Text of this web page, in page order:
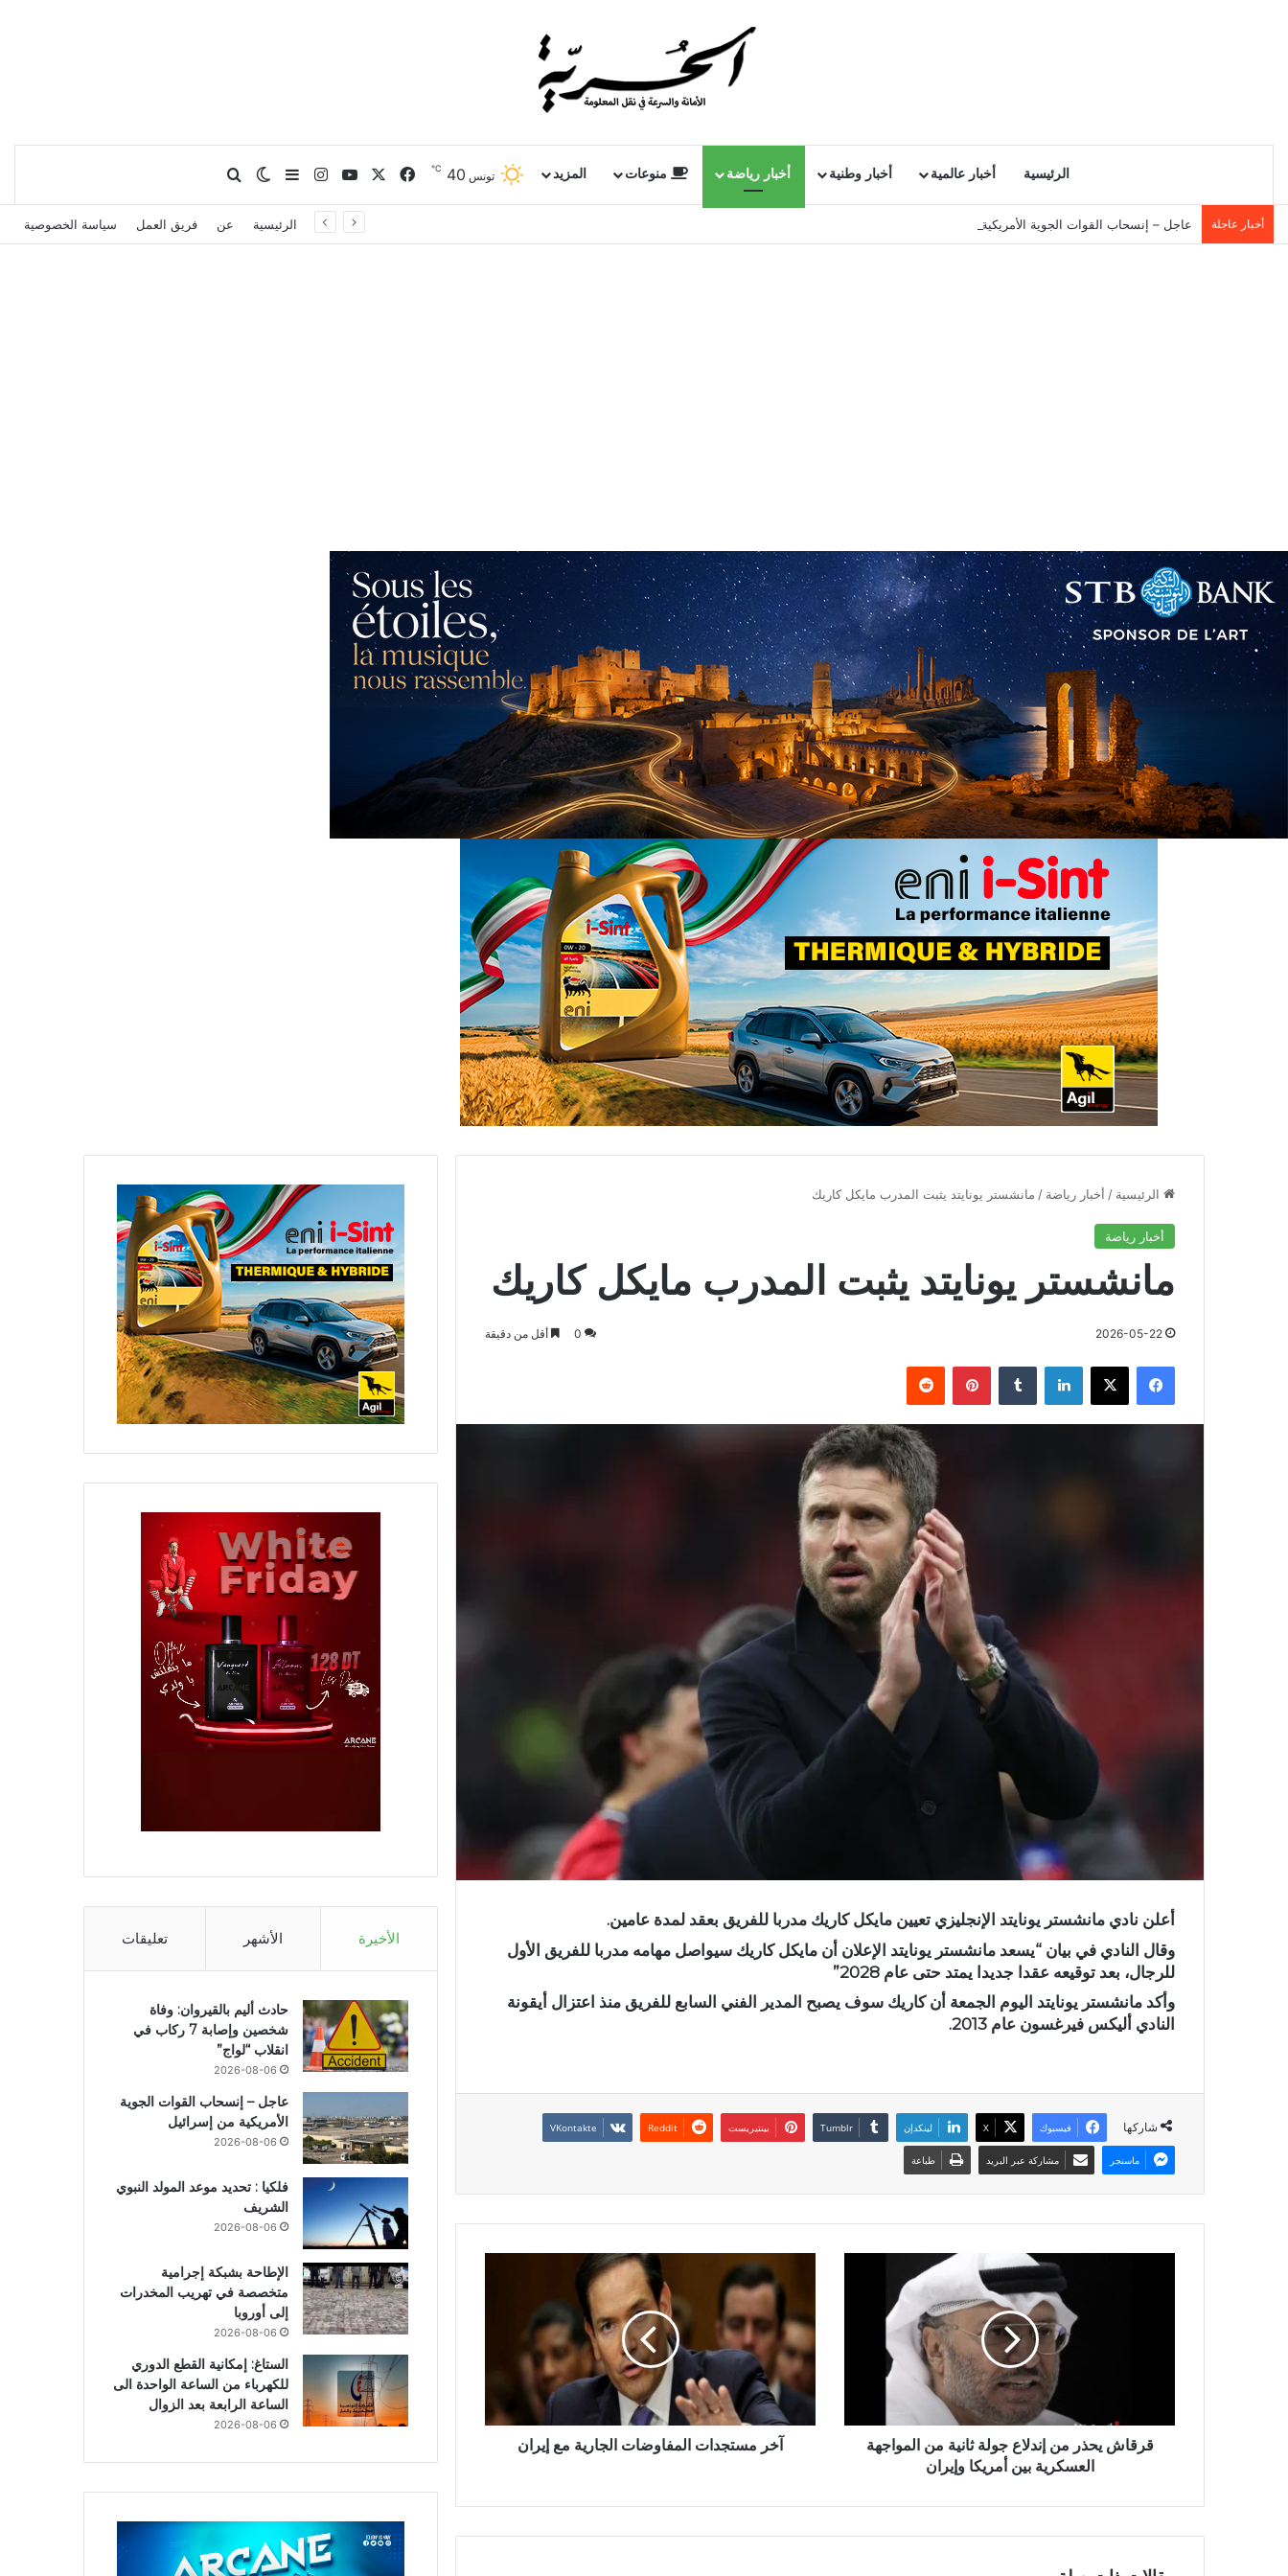
الرئيسية أخبار عالمية أخبار وطنية أخبار رياضة منوعات المزيد تونس 40
℃ فيسبوك يوتيوبانستقرامإضافة عمود جانبي
الوضع المظلم
بحث عن
أخبار عاجلة عاجل – إنسحاب القوات الجوية الأمريكية من إسرائيل الرئيسية عن فريق العمل سياسة الخصوصية
الرئيسية / أخبار رياضة / مانشستر يونايتد يثبت المدرب مايكل كاريك
أخبار رياضة
مانشستر يونايتد يثبت المدرب مايكل كاريك
2026-05-22
0 أقل من دقيقة
فيسبوك X لينكدإن بينتيريست
أعلن نادي مانشستر يونايتد الإنجليزي تعيين مايكل كاريك مدربا للفريق بعقد لمدة عامين.
وقال النادي في بيان “يسعد مانشستر يونايتد الإعلان أن مايكل كاريك سيواصل مهامه مدربا للفريق الأول
للرجال، بعد توقيعه عقدا جديدا يمتد حتى عام 2028”
وأكد مانشستر يونايتد اليوم الجمعة أن كاريك سوف يصبح المدير الفني السابع للفريق منذ اعتزال أيقونة
النادي أليكس فيرغسون عام 2013.
شاركها فيسبوك X لينكدإن بينتيريست
ماسنجر مشاركة عبر البريد طباعة
قرقاش يحذر من إندلاع جولة ثانية من المواجهة
العسكرية بين أمريكا وإيران
آخر مستجدات المفاوضات الجارية مع إيران
الأخيرة الأشهر تعليقات
حادث أليم بالقيروان: وفاة
شخصين وإصابة 7 ركاب في
انقلاب “لواج”
2026-08-06
عاجل – إنسحاب القوات الجوية
الأمريكية من إسرائيل
2026-08-06
فلكيا : تحديد موعد المولد النبوي
الشريف
2026-08-06
الإطاحة بشبكة إجرامية
متخصصة في تهريب المخدرات
إلى أوروبا
2026-08-06
الستاغ: إمكانية القطع الدوري
للكهرباء من الساعة الواحدة الى
الساعة الرابعة بعد الزوال
2026-08-06